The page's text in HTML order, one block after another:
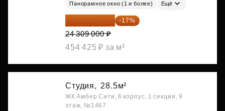
Панорамное окно (1 и более) Ещё
20 176 470 ₽ -17%
24 309 000 ₽
454 425 ₽ за м²
Студия, 28.5м²
ЖК Амбер Сити, 6 корпус, 1 секция, 9
этаж, №1467